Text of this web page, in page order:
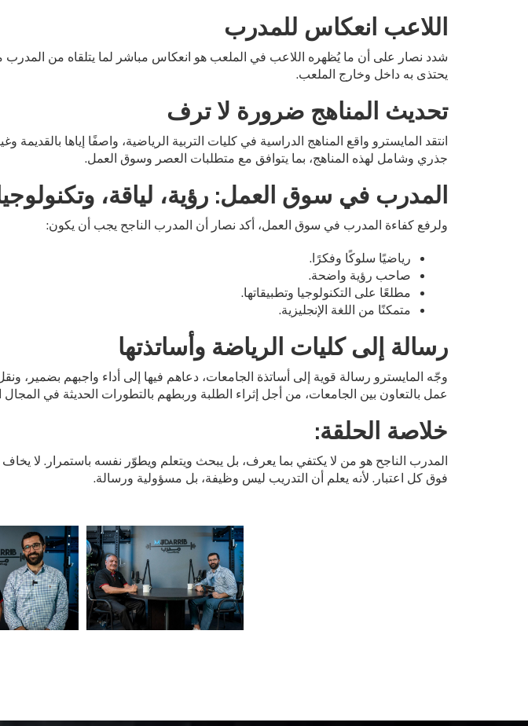
اللاعب انعكاس للمدرب
شدد نصار على أن ما يُظهره اللاعب في الملعب هو انعكاس مباشر لما يتلقاه من
يحتذى به داخل وخارج الملعب.
تحديث المناهج ضرورة لا ترف
انتقد المايسترو واقع المناهج الدراسية في كليات التربية الرياضية، واصفًا إياها
جذري وشامل لهذه المناهج، بما يتوافق مع متطلبات العصر وسوق العمل.
المدرب في سوق العمل: رؤية، لياقة،
ولرفع كفاءة المدرب في سوق العمل، أكد نصار أن المدرب الناجح يجب أن يكون:
رياضيًا سلوكًا وفكرًا.
صاحب رؤية واضحة.
مطلعًا على التكنولوجيا وتطبيقاتها.
متمكنًا من اللغة الإنجليزية.
رسالة إلى كليات الرياضة وأساتذتها
وجّه المايسترو رسالة قوية إلى أساتذة الجامعات، دعاهم فيها إلى أداء واجبهم
عمل بالتعاون بين الجامعات، من أجل إثراء الطلبة وربطهم بالتطورات الحديثة في المجال
خلاصة الحلقة:
المدرب الناجح هو من لا يكتفي بما يعرف، بل يبحث ويتعلم ويطوّر نفسه باستمرار. لا
فوق كل اعتبار. لأنه يعلم أن التدريب ليس وظيفة، بل مسؤولية ورسالة.